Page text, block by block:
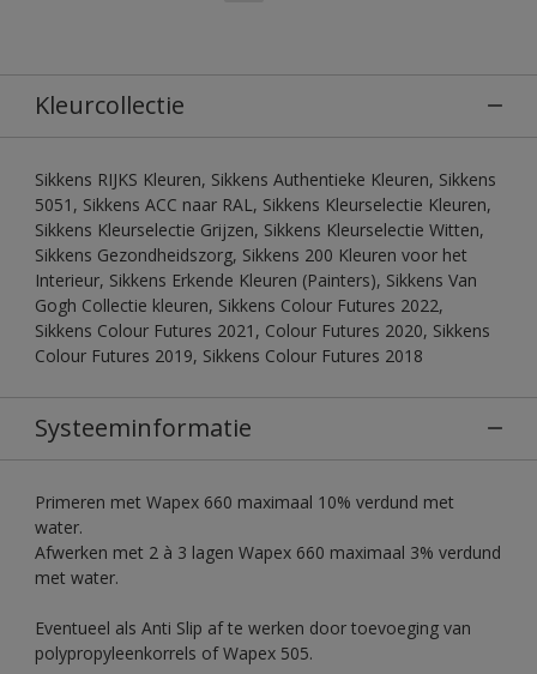
Kleurcollectie
Sikkens RIJKS Kleuren, Sikkens Authentieke Kleuren, Sikkens
5051, Sikkens ACC naar RAL, Sikkens Kleurselectie Kleuren,
Sikkens Kleurselectie Grijzen, Sikkens Kleurselectie Witten,
Sikkens Gezondheidszorg, Sikkens 200 Kleuren voor het
Interieur, Sikkens Erkende Kleuren (Painters), Sikkens Van
Gogh Collectie kleuren, Sikkens Colour Futures 2022,
Sikkens Colour Futures 2021, Colour Futures 2020, Sikkens
Colour Futures 2019, Sikkens Colour Futures 2018
Systeeminformatie
Primeren met Wapex 660 maximaal 10% verdund met
water.
Afwerken met 2 à 3 lagen Wapex 660 maximaal 3% verdund
met water.
Eventueel als Anti Slip af te werken door toevoeging van
polypropyleenkorrels of Wapex 505.